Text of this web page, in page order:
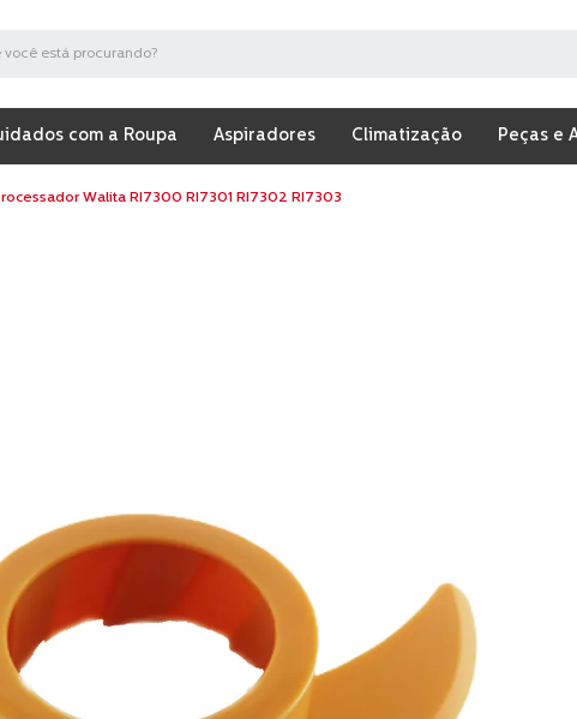
com a Roupa Aspiradores Climatização Peças e
Walita RI7300 RI7301 RI7302 RI7303